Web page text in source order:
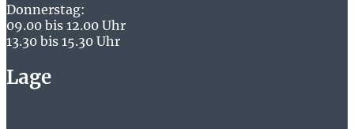
Donnerstag:
09.00 bis 12.00 Uhr
13.30 bis 15.30 Uhr
Lage